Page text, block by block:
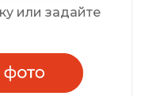
или задайте